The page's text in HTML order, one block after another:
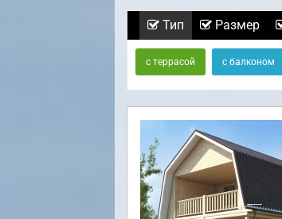
Тип Размер
с террасой с балконом